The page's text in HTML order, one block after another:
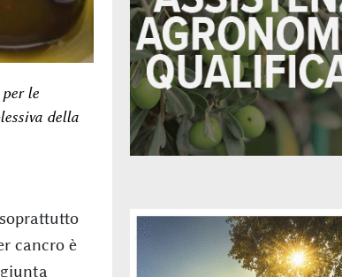
le
della
cancro è